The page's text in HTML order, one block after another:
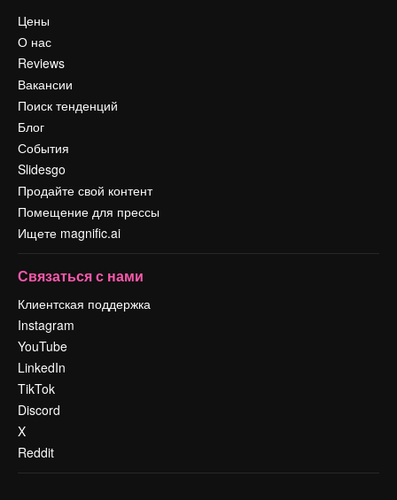
Цены
О нас
Reviews
Вакансии
Поиск тенденций
Блог
События
Slidesgo
Продайте свой контент
Помещение для прессы
Ищете magnific.ai
Связаться с нами
Клиентская поддержка
Instagram
YouTube
LinkedIn
TikTok
Discord
X
Reddit